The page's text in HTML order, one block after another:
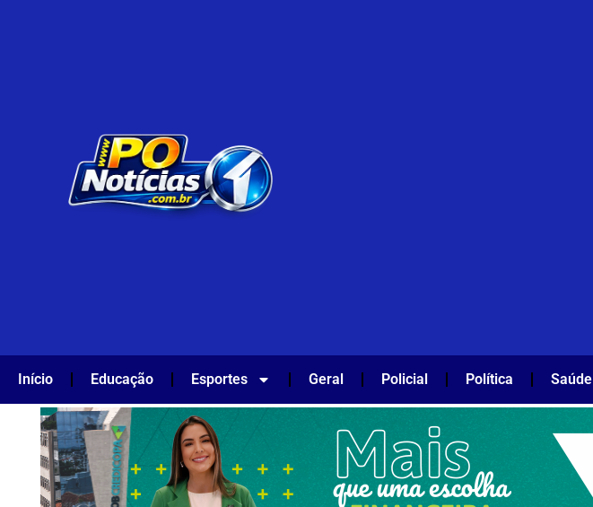
Início Educação Esportes Geral Policial Política Saúde